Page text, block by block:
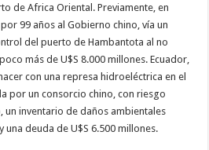
de Africa Oriental. Previamente, en
99 años al Gobierno chino, vía un
del puerto de Hambantota al no
más de U$S 8.000 millones. Ecuador,
con una represa hidroeléctrica en el
por un consorcio chino, con riesgo
inventario de daños ambientales
una deuda de U$S 6.500 millones.